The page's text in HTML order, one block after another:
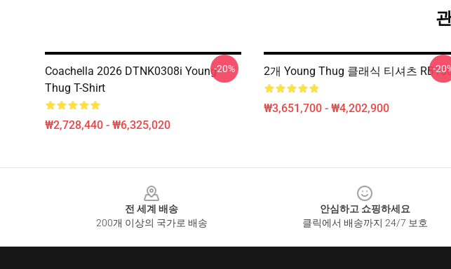
Coachella 2026 DTNK0308i Young
Thug T-Shirt
₩2,728,440 - ₩6,325,020
-20% 2개 Young Thug 클래식 티셔츠
₩3,651,700 - ₩4,202,900
-
전 세계 배송
200개 이상의 국가로 배송
안심하고 쇼핑하세요
클릭에서 배송까지 24/7 보호